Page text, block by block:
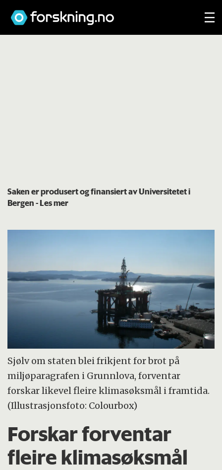
Saken er produsert og finansiert av Universitetet i
Bergen- Les mer
Sjølv om staten blei frikjent for brot på
miljøparagrafen i Grunnlova, forventar
forskar likevel fleire klimasøksmål i framtida.
(Illustrasjonsfoto: Colourbox)
Forskar forventar
fleire klimasøksmål